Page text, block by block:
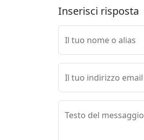
Inserisci risposta
Il tuo nome o alias
Il tuo indirizzo email
Testo del messaggio